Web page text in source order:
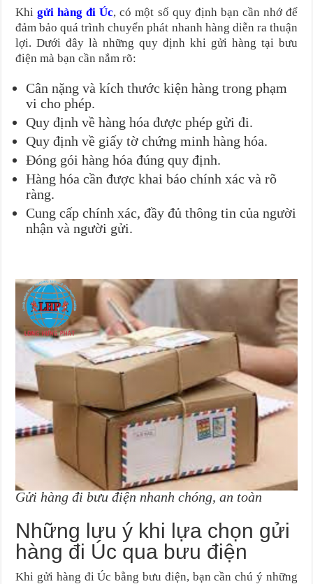
Khigửi hàng đi Úc, có một số quy định bạn cần nhớ để
đảm bảo quá trình chuyển phát nhanh hàng diễn ra thuận
lợi. Dưới đây là những quy định khi gửi hàng tại bưu
điện mà bạn cần nắm rõ:
Cân nặng và kích thước kiện hàng trong phạm
vi cho phép.
Quy định về hàng hóa được phép gửi đi.
Quy định về giấy tờ chứng minh hàng hóa.
Đóng gói hàng hóa đúng quy định.
Hàng hóa cần được khai báo chính xác và rõ
ràng.
Cung cấp chính xác, đầy đủ thông tin của người
nhận và người gửi.
Gửi hàng đi bưu điện nhanh chóng, an toàn
Những lưu ý khi lựa chọn gửi
hàng đi Úc qua bưu điện
Khi gửi hàng đi Úc bằng bưu điện, bạn cần chú ý những